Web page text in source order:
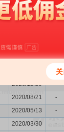
2023/09/05 -
2023/05/22 -
2021/12/08
2021/05/19 -
-
2020/12/29 -
2020/08/21 -
2020/05/13 -
2020/03/30 -